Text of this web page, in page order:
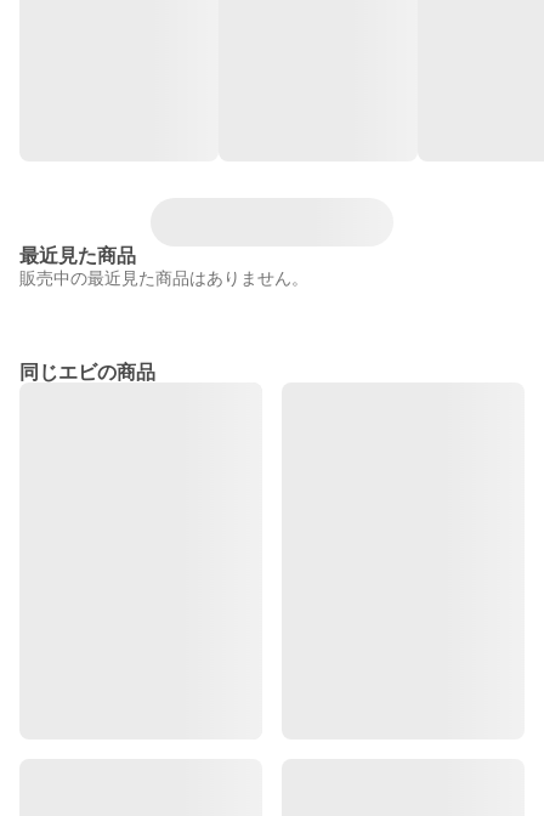
最近見た商品
販売中の最近見た商品はありません。
同じエビの商品